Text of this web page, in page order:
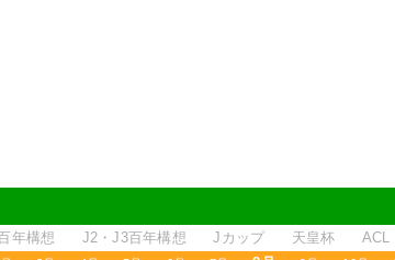
年構想 J2・J3百年構想 Jカップ 天皇杯 ACL